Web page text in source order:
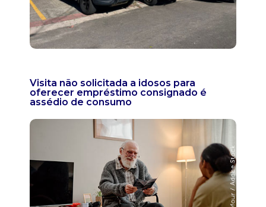
Visita não solicitada a idosos para
oferecer empréstimo consignado é
assédio de consumo